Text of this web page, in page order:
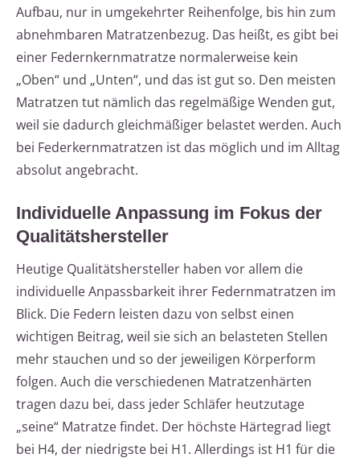
Aufbau, nur in umgekehrter Reihenfolge, bis hin zum
abnehmbaren Matratzenbezug. Das heißt, es gibt bei
einer Federnkernmatratze normalerweise kein
„Oben“ und „Unten“, und das ist gut so. Den meisten
Matratzen tut nämlich das regelmäßige Wenden gut,
weil sie dadurch gleichmäßiger belastet werden. Auch
bei Federkernmatratzen ist das möglich und im Alltag
absolut angebracht.
Individuelle Anpassung im Fokus der
Qualitätshersteller
Heutige Qualitätshersteller haben vor allem die
individuelle Anpassbarkeit ihrer Federnmatratzen im
Blick. Die Federn leisten dazu von selbst einen
wichtigen Beitrag, weil sie sich an belasteten Stellen
mehr stauchen und so der jeweiligen Körperform
folgen. Auch die verschiedenen Matratzenhärten
tragen dazu bei, dass jeder Schläfer heutzutage
„seine“ Matratze findet. Der höchste Härtegrad liegt
bei H4, der niedrigste bei H1. Allerdings ist H1 für die